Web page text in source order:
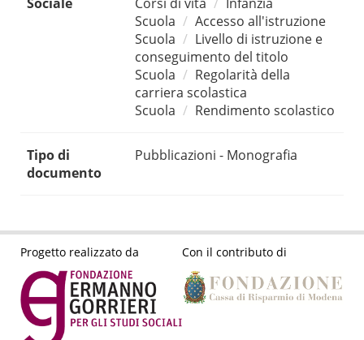
Scuola
Accesso all'istruzione
Scuola
Livello di istruzione e
conseguimento del titolo
Scuola
Regolarità della
carriera scolastica
Scuola
Rendimento scolastico
Tipo di
documento
Pubblicazioni - Monografia
Progetto realizzato da Con il contributo di